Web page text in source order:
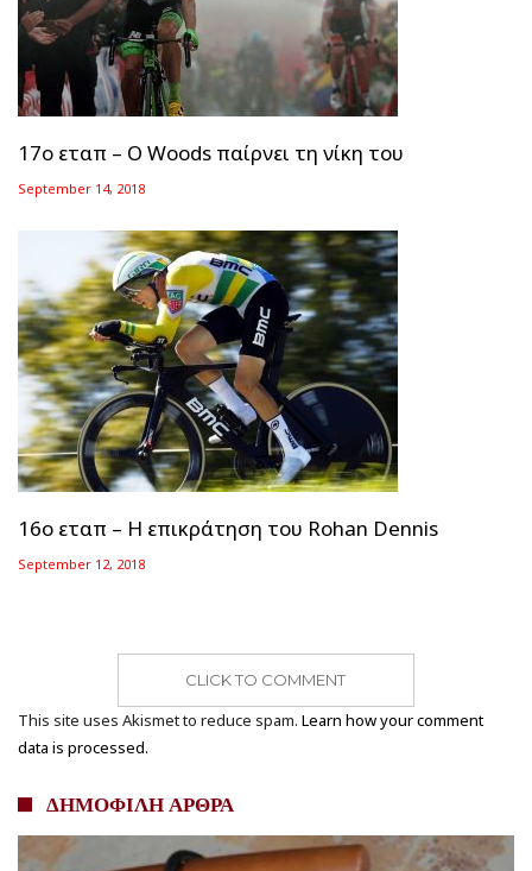
17ο εταπ – O Woods παίρνει τη νίκη του
September 14, 2018
16ο εταπ – Η επικράτηση του Rohan Dennis
September 12, 2018
CLICK TO COMMENT
This site uses Akismet to reduce spam. Learn how your comment
data is processed.
ΔΗΜΟΦΙΛΗ ΑΡΘΡΑ